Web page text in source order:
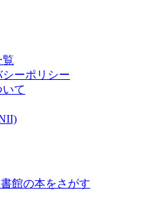
覧
ーポリシー
て
館の本をさがす